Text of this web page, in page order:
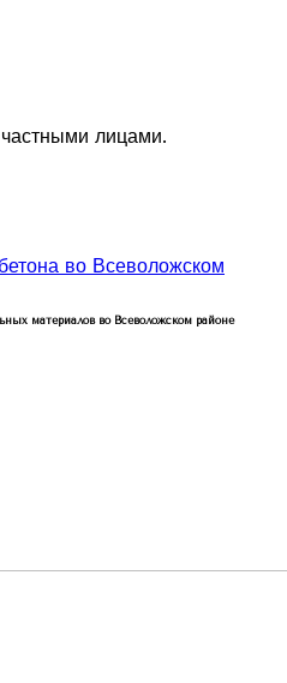
лицами.
материалов во Всеволожском районе